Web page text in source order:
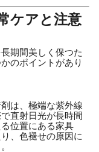
ケアと注意
期間美しく保つた
のポイントがあり
は、極端な紫外線
直射日光が長時間
位置にある家具
、色褪せの原因に